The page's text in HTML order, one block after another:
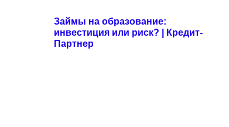
Займы на образование:
инвестиция или риск? | Кредит-
Партнер